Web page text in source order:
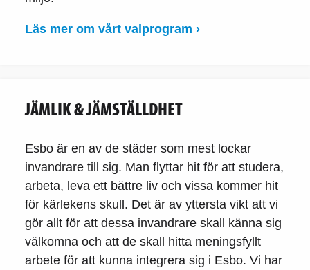
Läs mer om vårt valprogram ›
JÄMLIK & JÄMSTÄLLDHET
Esbo är en av de städer som mest lockar
invandrare till sig. Man flyttar hit för att studera,
arbeta, leva ett bättre liv och vissa kommer hit
för kärlekens skull. Det är av yttersta vikt att vi
gör allt för att dessa invandrare skall känna sig
välkomna och att de skall hitta meningsfyllt
arbete för att kunna integrera sig i Esbo. Vi har